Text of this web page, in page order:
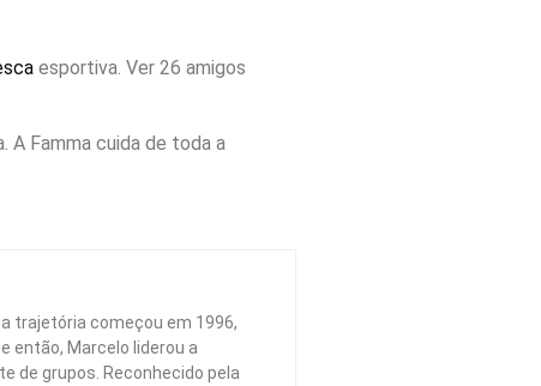
esportiva. Ver 26 amigos
A Famma cuida de toda a
trajetória começou em 1996,
então, Marcelo liderou a
de grupos. Reconhecido pela